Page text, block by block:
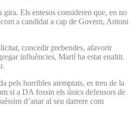
gira. Els entesos consideren que, en no
a candidat a cap de Govern, Antoni
concedir prebendes, afavorir
influències, Martí ha estat enaltit.
pels horribles atemptats, es treu de la
si a DA fossin els únics defensors de
d’anar al seu darrere com